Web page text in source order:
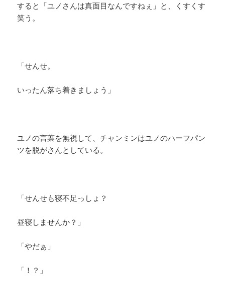
すると「ユノさんは真面目なんですねぇ」と、くすくす
笑う。
「せんせ。
いったん落ち着きましょう」
ユノの言葉を無視して、チャンミンはユノのハーフパン
ツを脱がさんとしている。
「せんせも寝不足っしょ？
昼寝しませんか？」
「やだぁ」
「！？」